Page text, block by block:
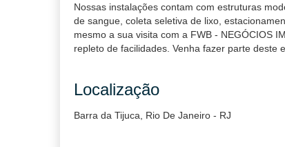
Nossas instalações contam com estruturas
de sangue, coleta seletiva de lixo,
mesmo a sua visita com a FWB - NEGÓCIOS
repleto de facilidades. Venha fazer parte deste
Localização
Barra da Tijuca, Rio De Janeiro - RJ